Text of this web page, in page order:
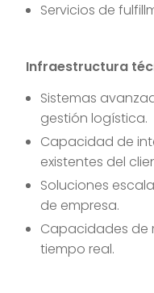
Servicios de
Infraestructura
Sistemas
gestión logística.
Capacidad de
existentes del
Soluciones
de empresa.
Capacidades de
tiempo real.